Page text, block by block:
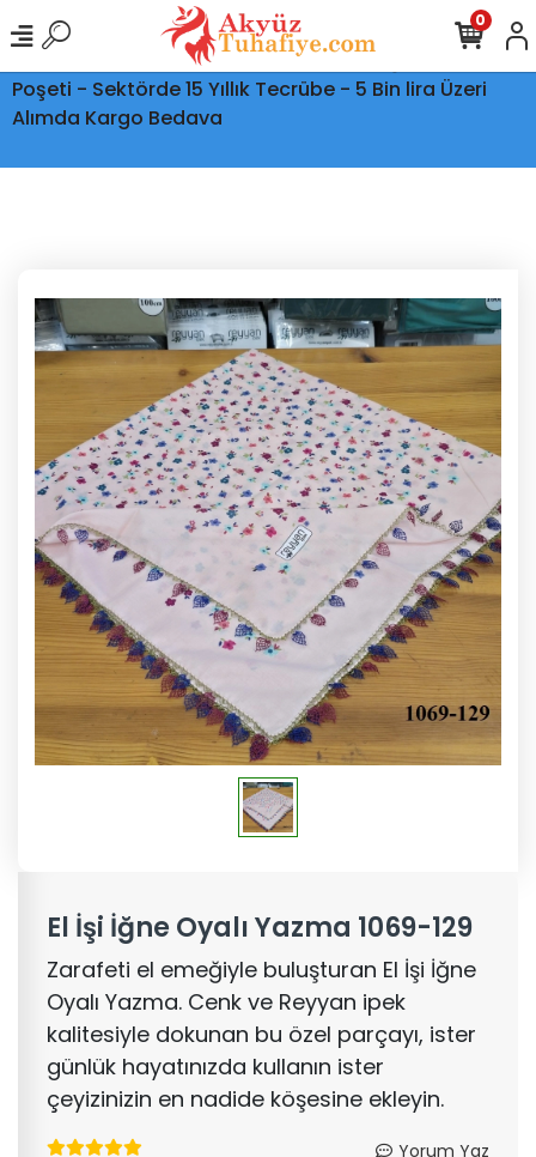
Ptt Kargo İle Tüm Türkiye'ye Teslimat - Şeffaf Kargo
Poşeti - Sektörde 15 Yıllık Tecrübe - 5 Bin lira Üzeri
Alımda Kargo Bedava
0
El İşi İğne Oyalı Yazma 1069-129
Zarafeti el emeğiyle buluşturan El İşi İğne
Oyalı Yazma. Cenk ve Reyyan ipek
kalitesiyle dokunan bu özel parçayı, ister
günlük hayatınızda kullanın ister
çeyizinizin en nadide köşesine ekleyin.
Yorum Yaz